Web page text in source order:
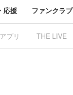
応援 ファンクラブ
アプリ THE LIVE